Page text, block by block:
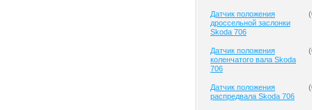
Датчик положения
дроссельной заслонки
Skoda 706
(
Датчик положения
коленчатого вала Skoda
706
(
Датчик положения
распредвала Skoda 706
(